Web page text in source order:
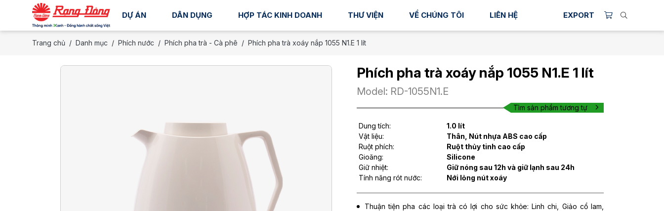
DỰ ÁN DÂN DỤNG HỢP TÁC KINH DOANH THƯ VIỆN VỀ CHÚNG TÔI LIÊN HỆ EXPORT
Trang chủ Danh mục Phích nước Phích pha trà - Cà phê Phích pha trà xoáy nắp 1055 N1.E 1 lít
Phích pha trà xoáy nắp 1055 N1.E 1 lít
Model: RD-1055N1.E
Tìm sản phẩm tương tự
Dung tích:
1.0 lít
Vật liệu:
Thân, Nút nhựa ABS cao cấp
Ruột phích:
Ruột thủy tinh cao cấp
Gioăng:
Silicone
Giữ nhiệt:
Giữ nóng sau 12h và giữ lạnh sau 24h
Tính năng rót nước:
Nới lỏng nút xoáy
Thuận tiện pha các loại trà có lợi cho sức khỏe: Linh chi, Giảo cổ lam,